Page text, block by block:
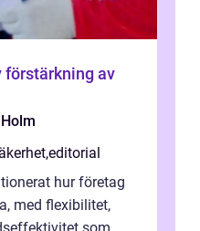
av
,editorial
hur företag
med flexibilitet,